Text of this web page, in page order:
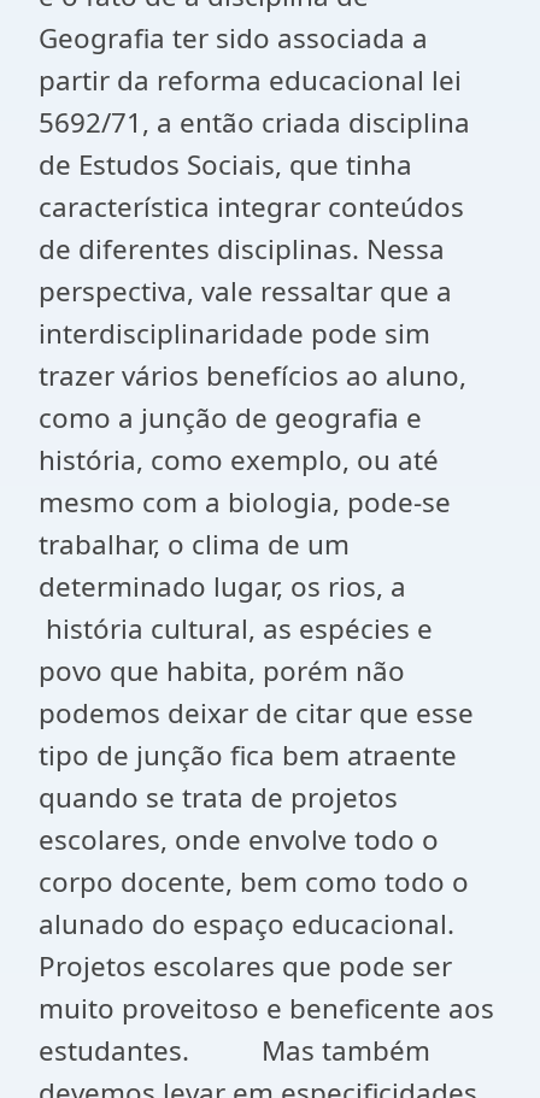
Geografia ter sido associada a
partir da reforma educacional lei
5692/71, a então criada disciplina
de Estudos Sociais, que tinha
característica integrar conteúdos
de diferentes disciplinas. Nessa
perspectiva, vale ressaltar que a
interdisciplinaridade pode sim
trazer vários benefícios ao aluno,
como a junção de geografia e
história, como exemplo, ou até
mesmo com a biologia, pode-se
trabalhar, o clima de um
determinado lugar, os rios, a
história cultural, as espécies e
povo que habita, porém não
podemos deixar de citar que esse
tipo de junção fica bem atraente
quando se trata de projetos
escolares, onde envolve todo o
corpo docente, bem como todo o
alunado do espaço educacional.
Projetos escolares que pode ser
muito proveitoso e beneficente aos
estudantes. Mas também